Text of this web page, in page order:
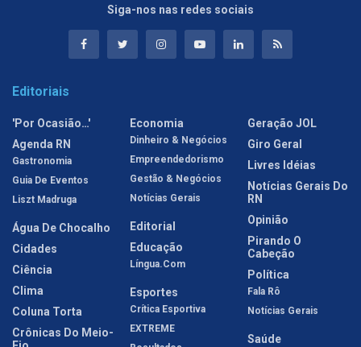
Siga-nos nas redes sociais
Editoriais
'Por Ocasião…'
Agenda RN
Gastronomia
Guia De Eventos
Liszt Madruga
Água De Chocalho
Cidades
Ciência
Clima
Coluna Torta
Crônicas Do Meio-
Economia
Dinheiro & Negócios
Empreendedorismo
Gestão & Negócios
Notícias Gerais
Editorial
Educação
Língua.com
Esportes
Crítica Esportiva
EXTREME
Geração JOL
Giro Geral
Livres Idéias
Notícias Gerais Do
RN
Opinião
Pirando O
Cabeção
Política
Fala Rô
Notícias Gerais
Saúde